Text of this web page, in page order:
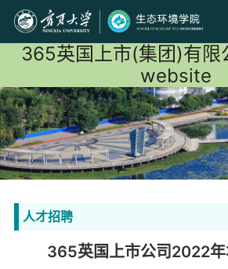
365英国上市(集团)有
website
人才招聘
365英国上市公司2022